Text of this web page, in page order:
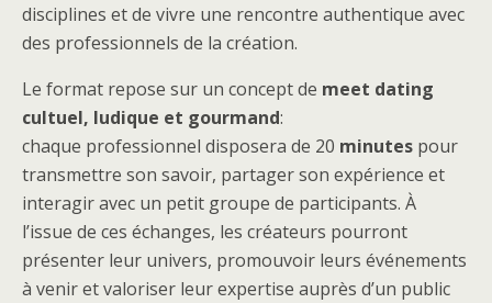
disciplines et de vivre une rencontre authentique avec
des professionnels de la création.
Le format repose sur un concept de meet dating
cultuel, ludique et gourmand:
chaque professionnel disposera de 20 minutes pour
transmettre son savoir, partager son expérience et
interagir avec un petit groupe de participants. À
l’issue de ces échanges, les créateurs pourront
présenter leur univers, promouvoir leurs événements
à venir et valoriser leur expertise auprès d’un public